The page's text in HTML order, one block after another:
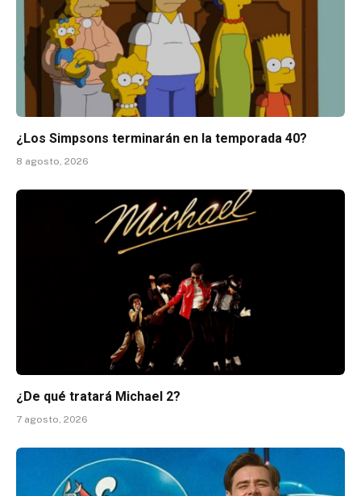
¿Los Simpsons terminarán en la temporada 40?
8 agosto, 2026
¿De qué tratará Michael 2?
7 agosto, 2026